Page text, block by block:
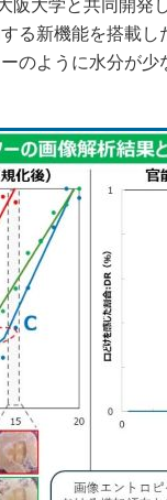
産業オープ
阪大学と共同開発
る新機能を搭載
のように水分が